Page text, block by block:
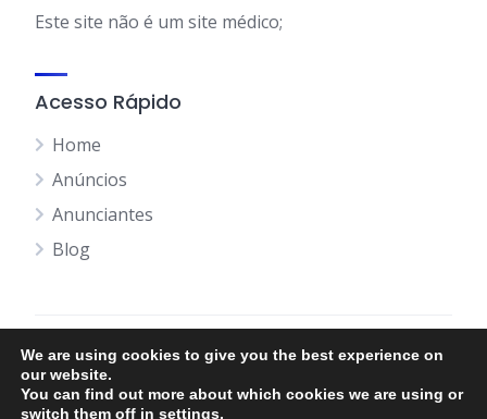
Este site não é um site médico;
Acesso Rápido
Home
Anúncios
Anunciantes
Blog
Desenvolvido por Site na Fita
Política de privacidade
Termos para Cadastro
We are using cookies to give you the best experience on
our website.
You can find out more about which cookies we are using or
switch them off in settings.